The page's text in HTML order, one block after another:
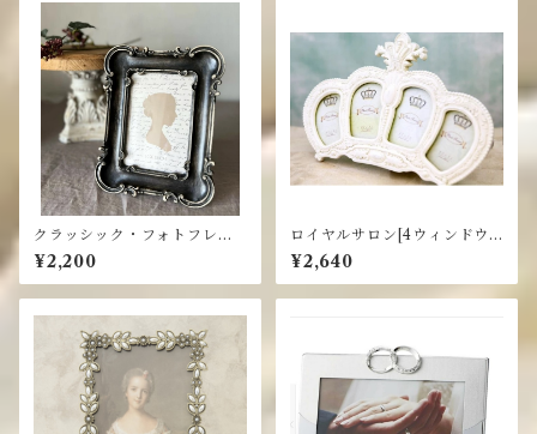
クラッシック・フォトフレー
ム・ブラック
¥2,200
ロイヤルサロン[4ウィンドウ
フォトフレーム]
¥2,640